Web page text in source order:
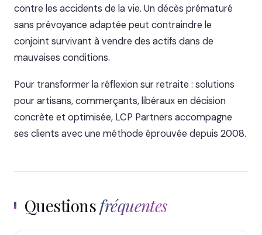
contre les accidents de la vie. Un décès prématuré
sans prévoyance adaptée peut contraindre le
conjoint survivant à vendre des actifs dans de
mauvaises conditions.
Pour transformer la réflexion sur retraite : solutions
pour artisans, commerçants, libéraux en décision
concrète et optimisée, LCP Partners accompagne
ses clients avec une méthode éprouvée depuis 2008.
Questionsfréquentes